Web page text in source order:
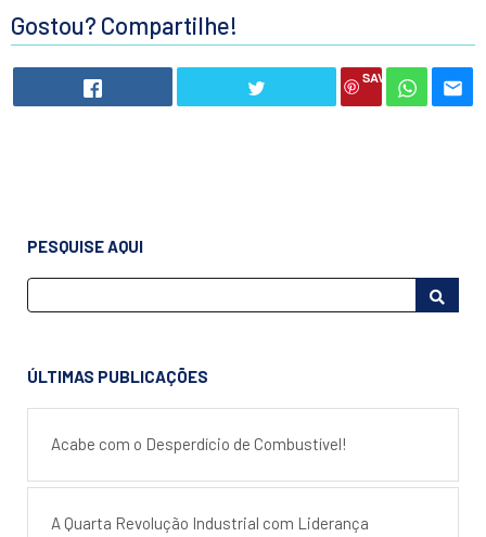
Gostou? Compartilhe!
SAVE
PESQUISE AQUI
ÚLTIMAS PUBLICAÇÕES
Acabe com o Desperdício de Combustível!
A Quarta Revolução Industrial com Liderança